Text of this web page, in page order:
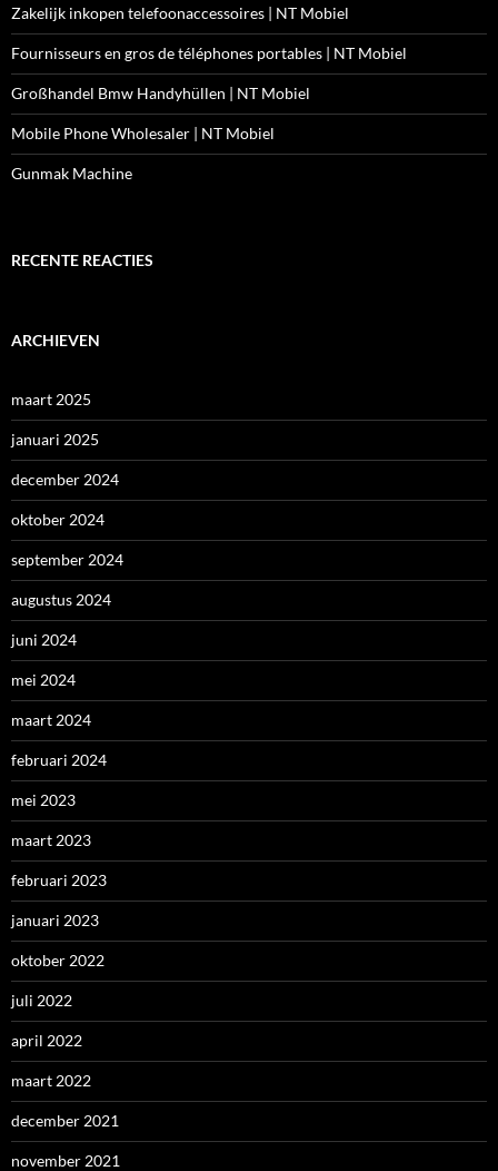
Zakelijk inkopen telefoonaccessoires | NT Mobiel
Fournisseurs en gros de téléphones portables | NT Mobiel
Großhandel Bmw Handyhüllen | NT Mobiel
Mobile Phone Wholesaler | NT Mobiel
Gunmak Machine
RECENTE REACTIES
ARCHIEVEN
maart 2025
januari 2025
december 2024
oktober 2024
september 2024
augustus 2024
juni 2024
mei 2024
maart 2024
februari 2024
mei 2023
maart 2023
februari 2023
januari 2023
oktober 2022
juli 2022
april 2022
maart 2022
december 2021
november 2021